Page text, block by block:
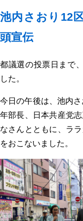
池内さおり12
頭宣伝
都議選の投票日まで
した。
今日の午後は、池内
年部長、日本共産党
なさんとともに、ラ
をおこないました。